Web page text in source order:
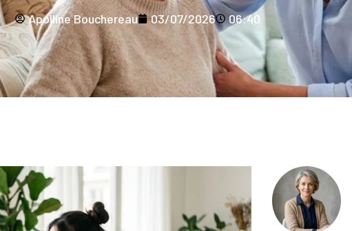
Apolline Bouchereau 03/07/2026 06:40